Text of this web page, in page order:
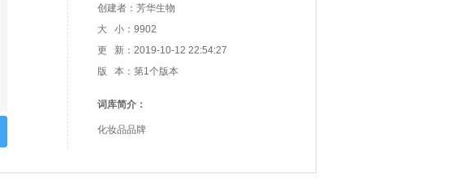
创建者：芳华生物
大 小：9902
更 新：2019-10-12 22:54:27
版 本：第1个版本
词库简介：
化妆品品牌